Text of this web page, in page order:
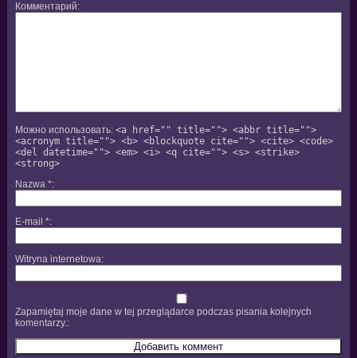
Комментарий
Можно использовать: <a href="" title=""> <abbr title="">
<acronym title=""> <b> <blockquote cite=""> <cite> <code>
<del datetime=""> <em> <i> <q cite=""> <s> <strike>
<strong>
Nazwa *
E-mail *
Witryna internetowa
Zapamiętaj moje dane w tej przeglądarce podczas pisania kolejnych
komentarzy.